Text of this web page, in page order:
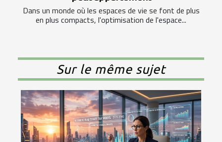
Dans un monde où les espaces de vie se font de plus
en plus compacts, l'optimisation de l'espace...
Sur le même sujet